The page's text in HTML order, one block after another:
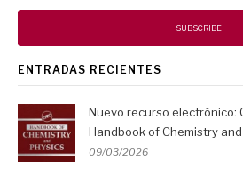
ENTRADAS RECIENTES
Nuevo recurso electrónico:
Handbook of Chemistry
09/03/2026